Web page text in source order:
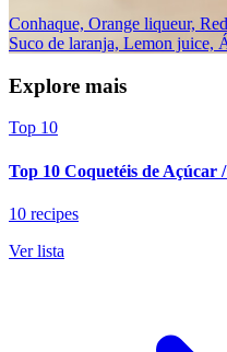
Conhaque, Orange liqueur,
Suco de laranja, Lemon juice,
Explore mais
Top 10
Top 10 Coquetéis de Açúcar
10 recipes
Ver lista